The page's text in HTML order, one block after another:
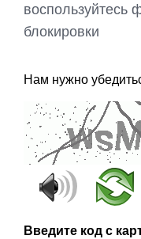
воспользуйтесь
блокировки
Нам нужно
Введите код с